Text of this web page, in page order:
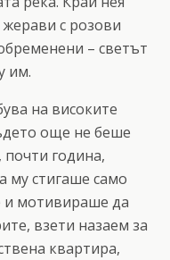
с розови
– светът
им.
на високите
още не беше
година,
му стигаше само
и мотивираше да
взети назаем за
квартира,